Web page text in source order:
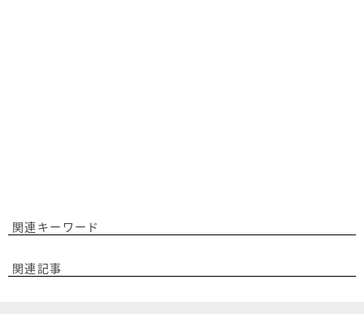
関連キーワード
関連記事